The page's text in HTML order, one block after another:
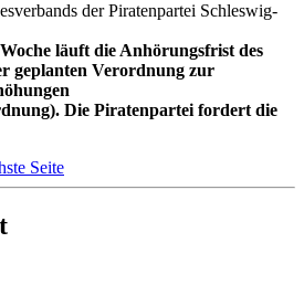
der Piratenpartei Schleswig-
läuft die Anhörungsfrist des
geplanten Verordnung zur
Die Piratenpartei fordert die
Seite